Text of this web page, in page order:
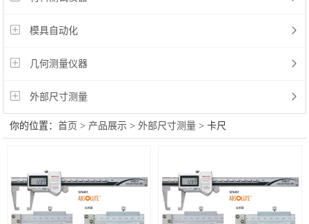
粗糙度仪 Mitutoyo三坐标测量机 三丰低测力高
度计 三丰杠杆表 三丰卡尺 瑞士TESA测高仪
hite-tesa700 瑞士00730084 瑞士TESA杠杆表 三
丰数显千分表 三丰孔径规 常州万濠 无锡万濠投
模具自动化
几何测量仪器
外部尺寸测量
你的位置：首页 > 产品展示 >外部尺寸测量 > 卡尺